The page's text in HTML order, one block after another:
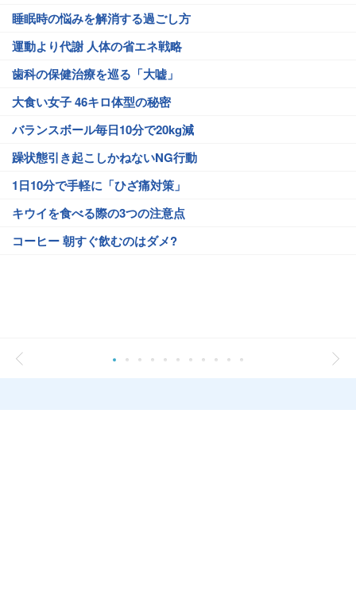
睡眠時の悩みを解消する過ごし方
運動より代謝 人体の省エネ戦略
歯科の保健治療を巡る「大嘘」
大食い女子 46キロ体型の秘密
バランスボール毎日10分で20kg減
躁状態引き起こしかねないNG行動
1日10分で手軽に「ひざ痛対策」
キウイを食べる際の3つの注意点
コーヒー 朝すぐ飲むのはダメ?